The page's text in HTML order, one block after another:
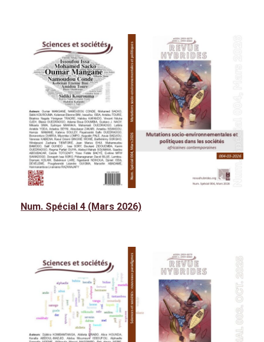
Licence
Publication
Malpractice
Indexation
Contacts
Num. Spécial 4 (Mars 2026)